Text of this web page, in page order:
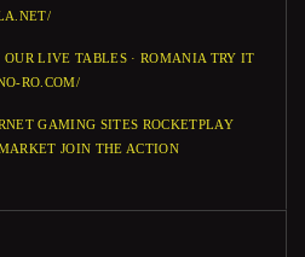
LIVE TABLES · ROMANIA TRY IT
RO.COM/
GAMING SITES ROCKETPLAY
JOIN THE ACTION